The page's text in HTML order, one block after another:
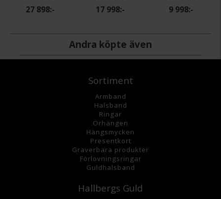
27 898:- 17 998:- 9 998:-
Andra köpte även
Sortiment
Armband
Halsband
Ringar
Örhängen
Hängsmycken
Presentkort
Graverbara produkter
Förlovningsringar
Guldhalsband
Hallbergs Guld